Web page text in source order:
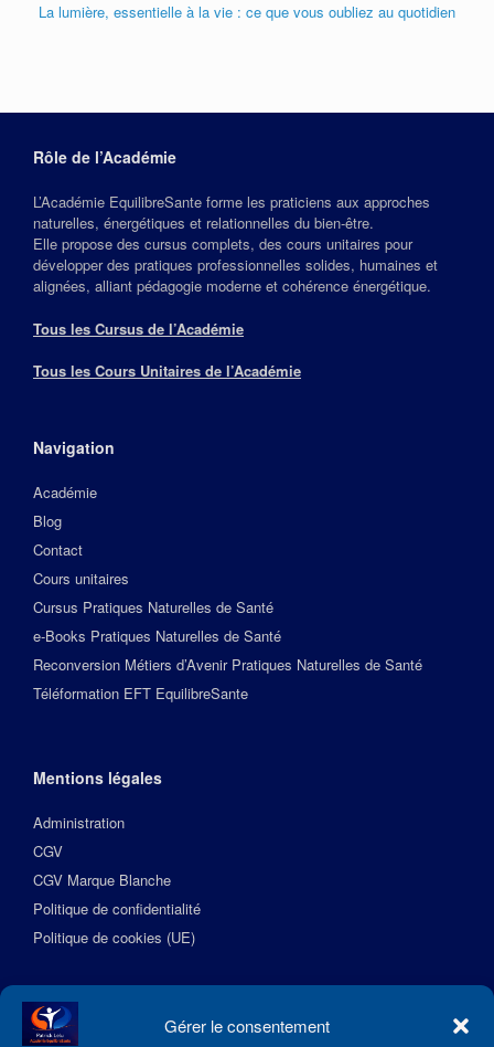
Gérer le consentement
La lumière, essentielle à la vie : ce que vous oubliez au quotidien
Rôle de l’Académie
L’Académie EquilibreSante forme les praticiens aux approches
naturelles, énergétiques et relationnelles du bien‑être.
Elle propose des cursus complets, des cours unitaires pour
développer des pratiques professionnelles solides, humaines et
alignées, alliant pédagogie moderne et cohérence énergétique.
Tous les Cursus de l’Académie
Tous les Cours Unitaires de l’Académie
Navigation
Académie
Blog
Contact
Cours unitaires
Cursus Pratiques Naturelles de Santé
e-Books Pratiques Naturelles de Santé
Reconversion Métiers d’Avenir Pratiques Naturelles de Santé
Téléformation EFT EquilibreSante
Mentions légales
Administration
CGV
CGV Marque Blanche
Politique de confidentialité
Politique de cookies (UE)
Suivez l’Académie EquilibreSante